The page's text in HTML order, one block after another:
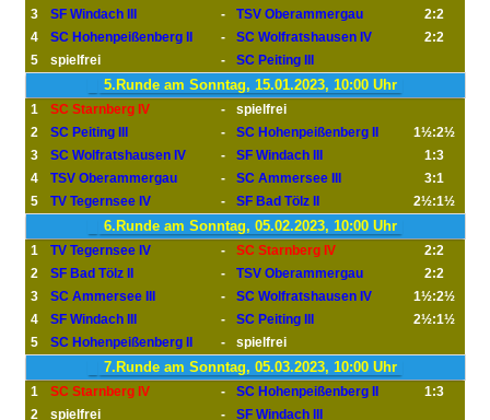
3
SF Windach III - TSV Oberammergau
2:2
4
SC Hohenpeißenberg II - SC Wolfratshausen IV
2:2
5
spielfrei - SC Peiting III
5.Runde am Sonntag, 15.01.2023, 10:00 Uhr
1 SC Starnberg IV -
spielfrei
2
SC Peiting III - SC Hohenpeißenberg II
1½:2½
3
SC Wolfratshausen IV - SF Windach III
1:3
4
TSV Oberammergau - SC Ammersee III
3:1
5
TV Tegernsee IV - SF Bad Tölz II 2½:1½
6.Runde am Sonntag, 05.02.2023, 10:00 Uhr
1 TV Tegernsee IV - SC Starnberg IV
2:2
2
SF Bad Tölz II - TSV Oberammergau
2:2
3
SC Ammersee III - SC Wolfratshausen IV
1½:2½
4
SF Windach III - SC Peiting III
2½:1½
5
SC Hohenpeißenberg II - spielfrei
7.Runde am Sonntag, 05.03.2023, 10:00 Uhr
1 SC Starnberg IV - SC Hohenpeißenberg II
1:3
2
spielfrei - SF Windach III